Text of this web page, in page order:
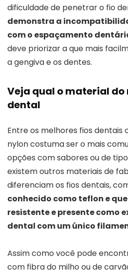
dificuldade de penetrar o fio
demonstra a
com o espaçamento
deve priorizar a que mais
a gengiva e os dentes.
Veja qual o material do
dental
Entre os melhores fios dentais
nylon costuma ser o mais
opções com sabores ou de
existem outros materiais de
diferenciam os fios dentais,
conhecido como teflon e
resistente e presente como
dental com um único
Assim como você pode
com fibra do milho ou de